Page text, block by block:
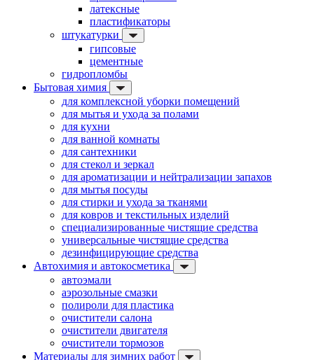
латексные
пластификаторы
штукатурки
гипсовые
цементные
гидропломбы
Бытовая химия
для комплексной уборки помещений
для мытья и ухода за полами
для кухни
для ванной комнаты
для сантехники
для стекол и зеркал
для ароматизации и нейтрализации запахов
для мытья посуды
для стирки и ухода за тканями
для ковров и текстильных изделий
специализированные чистящие средства
универсальные чистящие средства
дезинфицирующие средства
Автохимия и автокосметика
автоэмали
аэрозольные смазки
полироли для пластика
очистители салона
очистители двигателя
очистители тормозов
Материалы для зимних работ